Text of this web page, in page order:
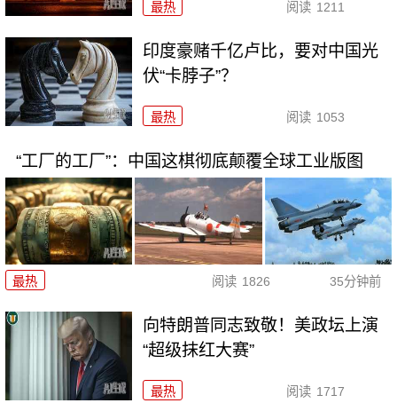
最热 阅读 1211
印度豪赌千亿卢比，要对中国光
伏“卡脖子”？
最热 阅读 1053
“工厂的工厂”：中国这棋彻底颠覆全球工业版图
最热 阅读 1826 35分钟前
向特朗普同志致敬！美政坛上演
“超级抹红大赛”
最热 阅读 1717